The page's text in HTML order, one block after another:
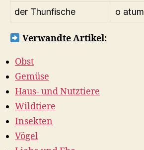
der Thunfische
o atum
Verwandte Artikel:
Obst
Gemüse
Haus- und Nutztiere
Wildtiere
Insekten
Vögel